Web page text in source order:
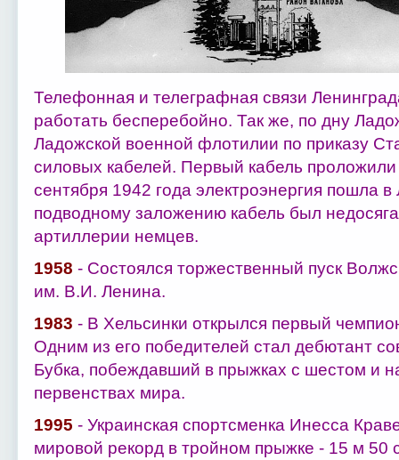
Телефонная и телеграфная связи
работать бесперебойно. Так же, по дну
Ладожской военной флотилии по приказу
силовых кабелей. Первый кабель
сентября 1942 года электроэнергия пошла
подводному заложению кабель был
артиллерии немцев.
1958 - Состоялся торжественный пуск
им. В.И. Ленина.
1983 - В Хельсинки открылся первый
Одним из его победителей стал дебютант
Бубка, побеждавший в прыжках с шестом и
первенствах мира.
1995 - Украинская спортсменка Инесса
мировой рекорд в тройном прыжке - 15 м 50